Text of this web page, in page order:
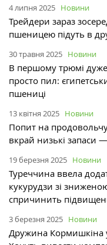
4 липня 2025 Новини
Трейдери зараз
пшеницею підуть в
30 травня 2025 Новини
В першому трюмі
просто пил:
пшениці
13 квітня 2025 Новини
Попит на
вкрай низькі запаси
19 березня 2025 Новини
Туреччина ввела
кукурудзи зі
спричинить
3 березня 2025 Новини
Дружина Кормишкіна